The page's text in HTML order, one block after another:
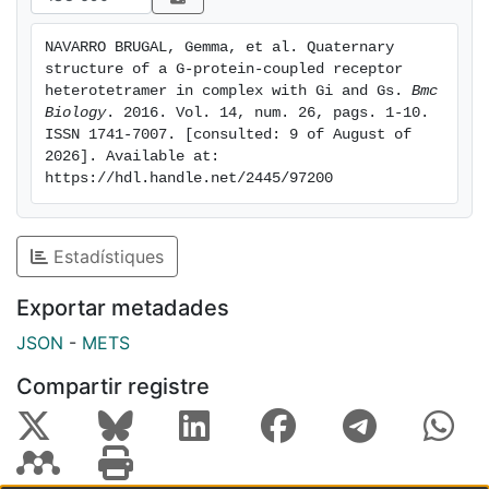
in complex with two G proteins. Conclusions The
architecture formed by a rhombus-shaped
heterotetramer, which is bound to two different
interacting heterotrimeric G proteins (Gi and Gs).
These novel results constitute an important advance in
understanding the molecular intricacies involved in
GPCR function.
NAVARRO BRUGAL, Gemma, et al. Quaternary
structure of a G-protein-coupled receptor
heterotetramer in complex with Gi and Gs. Bmc
Biology. 2016. Vol. 14, num. 26, pags. 1-10.
ISSN 1741-7007. [consulted: 9 of August of
2026]. Available at:
https://hdl.handle.net/2445/97200
Estadístiques
Exportar metadades
JSON - METS
Compartir registre